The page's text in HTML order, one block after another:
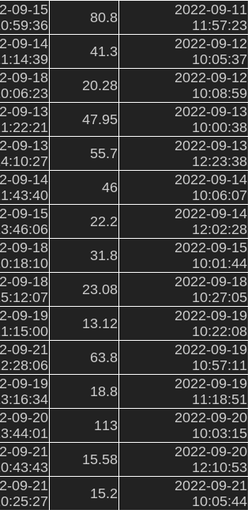
2022-09-11
11:57:23
80.8
09-15
2022-09-12
10:05:37
41.3
09-14
2022-09-12
10:08:59
20.28
09-18
2022-09-13
10:00:38
47.95
09-13
2022-09-13
12:23:38
55.7
09-13
2022-09-14
10:06:07
46
09-14
2022-09-14
12:02:28
22.2
09-15
2022-09-15
10:01:44
31.8
09-18
2022-09-18
10:27:05
23.08
09-18
2022-09-19
10:22:08
13.12
09-19
2022-09-19
10:57:11
63.8
09-21
2022-09-19
11:18:51
18.8
09-19
2022-09-20
10:03:15
113
09-20
2022-09-20
12:10:53
15.58
09-21
2022-09-21
10:05:44
15.2
09-21